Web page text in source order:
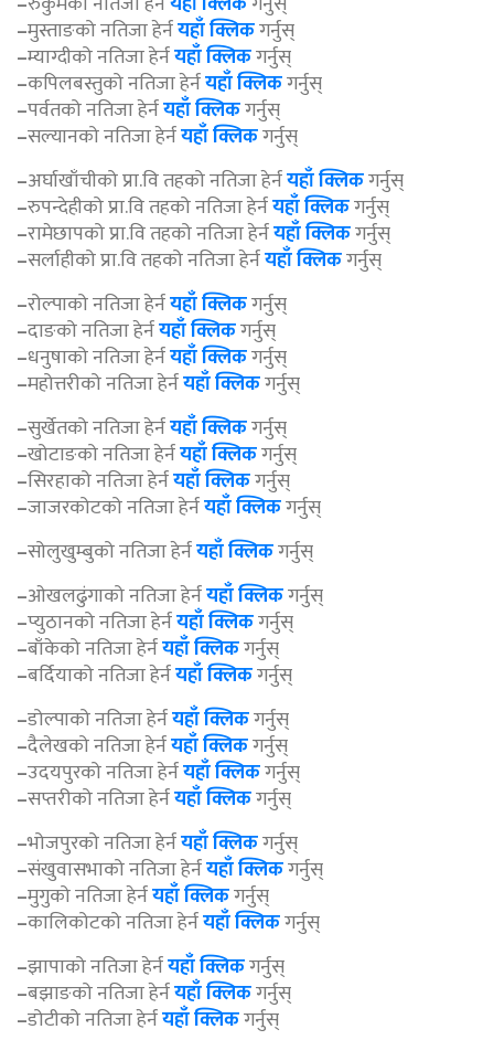
–मुस्ताङको नतिजा हेर्नयहाँ क्लिकगर्नुस्
–म्याग्दीको नतिजा हेर्नयहाँ क्लिकगर्नुस्
–कपिलबस्तुको नतिजा हेर्नयहाँ क्लिकगर्नुस्
–पर्वतको नतिजा हेर्नयहाँ क्लिकगर्नुस्
–सल्यानको नतिजा हेर्नयहाँ क्लिकगर्नुस्
–अर्घाखाँचीको प्रा.वि तहको नतिजा हेर्नयहाँ क्लिकगर्नुस्
–रुपन्देहीको प्रा.वि तहको नतिजा हेर्नयहाँ क्लिकगर्नुस्
–रामेछापको प्रा.वि तहको नतिजा हेर्नयहाँ क्लिकगर्नुस्
–सर्लाहीको प्रा.वि तहको नतिजा हेर्नयहाँ क्लिकगर्नुस्
–रोल्पाको नतिजा हेर्नयहाँ क्लिकगर्नुस्
–दाङको नतिजा हेर्नयहाँ क्लिकगर्नुस्
–धनुषाको नतिजा हेर्नयहाँ क्लिकगर्नुस्
–महोत्तरीको नतिजा हेर्नयहाँ क्लिकगर्नुस्
–सुर्खेतको नतिजा हेर्नयहाँ क्लिकगर्नुस्
–खोटाङको नतिजा हेर्नयहाँ क्लिकगर्नुस्
–सिरहाको नतिजा हेर्नयहाँ क्लिकगर्नुस्
–जाजरकोटको नतिजा हेर्नयहाँ क्लिकगर्नुस्
–सोलुखुम्बुको नतिजा हेर्नयहाँ क्लिकगर्नुस्
–ओखलढुंगाको नतिजा हेर्नयहाँ क्लिकगर्नुस्
–प्युठानको नतिजा हेर्नयहाँ क्लिकगर्नुस्
–बाँकेको नतिजा हेर्नयहाँ क्लिकगर्नुस्
–बर्दियाको नतिजा हेर्नयहाँ क्लिकगर्नुस्
–डोल्पाको नतिजा हेर्नयहाँ क्लिकगर्नुस्
–दैलेखको नतिजा हेर्नयहाँ क्लिकगर्नुस्
–उदयपुरको नतिजा हेर्नयहाँ क्लिकगर्नुस्
–सप्तरीको नतिजा हेर्नयहाँ क्लिकगर्नुस्
–भोजपुरको नतिजा हेर्नयहाँ क्लिकगर्नुस्
–संखुवासभाको नतिजा हेर्नयहाँ क्लिकगर्नुस्
–मुगुको नतिजा हेर्नयहाँ क्लिकगर्नुस्
–कालिकोटको नतिजा हेर्नयहाँ क्लिकगर्नुस्
–झापाको नतिजा हेर्नयहाँ क्लिकगर्नुस्
–बझाङको नतिजा हेर्नयहाँ क्लिकगर्नुस्
–डोटीको नतिजा हेर्नयहाँ क्लिकगर्नुस्